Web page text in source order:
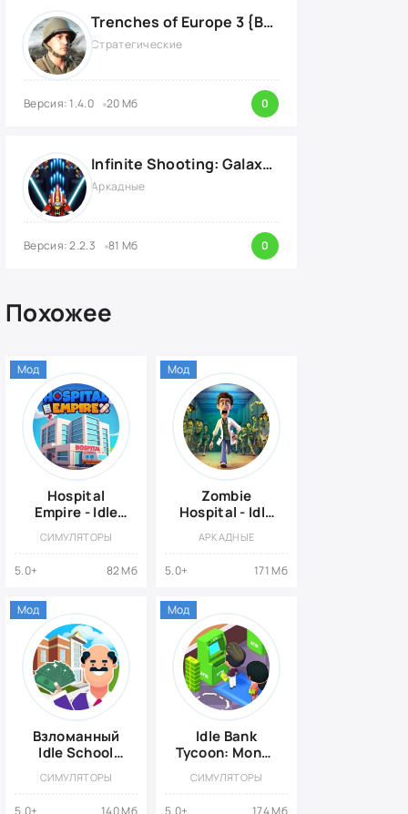
Trenches of Europe 3 {ВЗЛОМ: много денег}
Стратегические
Версия: 1.4.0 20 Мб 0
Infinite Shooting: Galaxy Attack {ВЗЛОМ: Бесплатные Покупки}
Аркадные
Версия: 2.2.3 81 Мб 0
Похожее
Hospital
Empire - Idle
{ВЗЛОМ,
СИМУЛЯТОРЫ
5.0+ 82 Мб
Мод
Zombie
Hospital - Idle
{ВЗЛОМ:
АРКАДНЫЕ
5.0+ 171 Мб
Мод
Взломанный
Idle School
СИМУЛЯТОРЫ
5.0+ 140 Мб
Мод
Idle Bank
Tycoon: Money
{ВЗЛОМ,
СИМУЛЯТОРЫ
5.0+ 174 Мб
Мод